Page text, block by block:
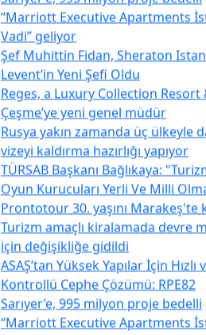
“Marriott Executive Apartments
Vadi” geliyor
Şef Muhittin Fidan, Sheraton
Levent’in Yeni Şefi Oldu
Reges, a Luxury Collection Resort
Çeşme’ye yeni genel müdür
Rusya yakın zamanda üç ülkeyle
vizeyi kaldırma hazırlığı yapıyor
TÜRSAB Başkanı Bağlıkaya:
Oyun Kurucuları Yerli Ve Milli
Prontotour 30. yaşını Marakeş'te
Turizm amaçlı kiralamada devre
için değişikliğe gidildi
ASAŞ’tan Yüksek Yapılar İçin Hızlı
Kontrollü Cephe Çözümü: RPE82
Sarıyer’e, 995 milyon proje bedelli
“Marriott Executive Apartments